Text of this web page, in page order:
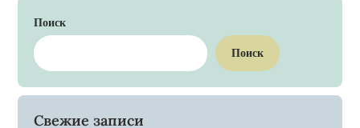
Поиск
Поиск
Свежие записи